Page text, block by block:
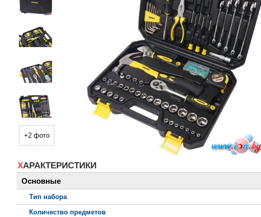
+2 фото
ХАРАКТЕРИСТИКИ
Основные
Тип набора
Количество предметов